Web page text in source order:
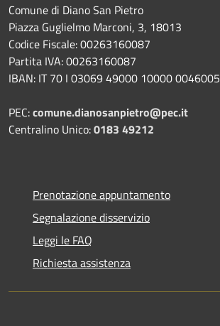
Comune di Diano San Pietro
Piazza Guglielmo Marconi, 3, 18013
Codice Fiscale: 00263160087
Partita IVA: 00263160087
IBAN: IT 70 I 03069 49000 10000 0046005
PEC:comune.dianosanpietro@pec.it
Centralino Unico:0183 49212
Prenotazione appuntamento
Segnalazione disservizio
Leggi le FAQ
Richiesta assistenza